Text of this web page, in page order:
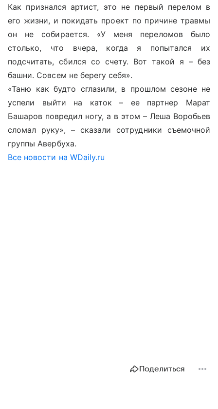
Как признался артист, это не первый перелом в
его жизни, и покидать проект по причине травмы
он не собирается. «У меня переломов было
столько, что вчера, когда я попытался их
подсчитать, сбился со счету. Вот такой я – без
башни. Совсем не берегу себя».
«Таню как будто сглазили, в прошлом сезоне не
успели выйти на каток – ее партнер Марат
Башаров повредил ногу, а в этом – Леша Воробьев
сломал руку», – сказали сотрудники съемочной
группы Авербуха.
Все новости на WDaily.ru
Поделиться